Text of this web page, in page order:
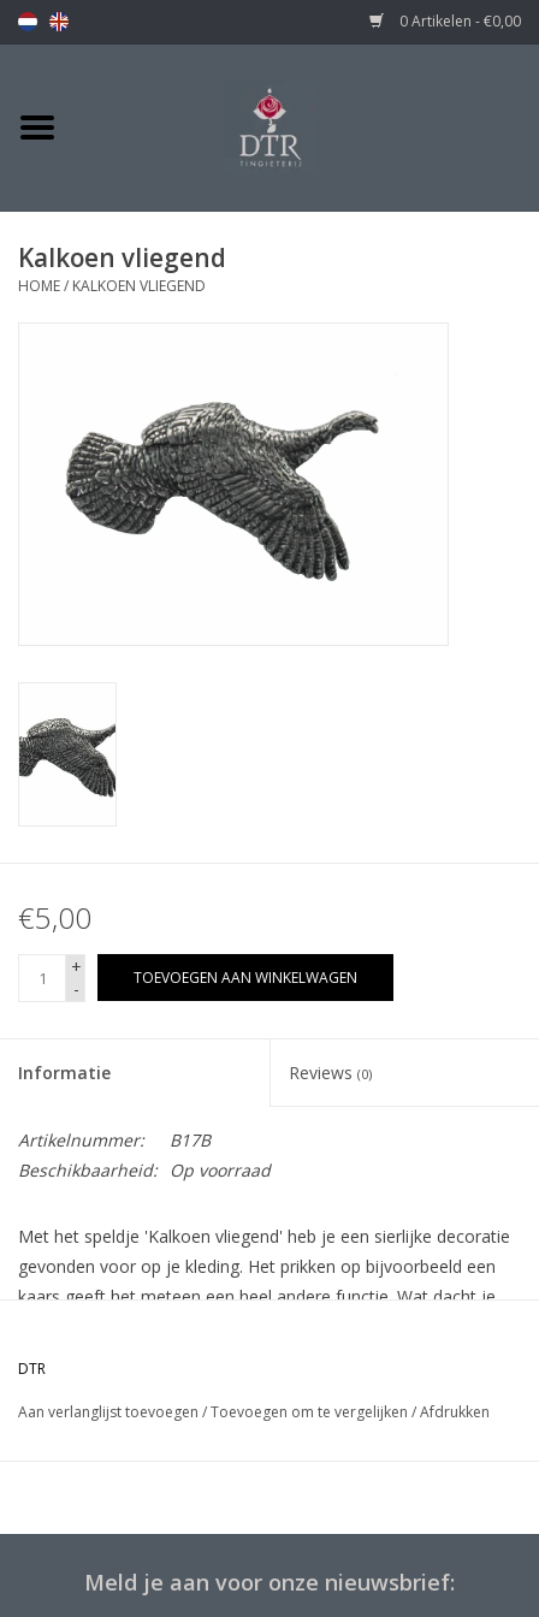
0 Artikelen - €0,00
Kalkoen vliegend
HOME/ KALKOEN VLIEGEND
€5,00
+
-
TOEVOEGEN AAN WINKELWAGEN
Informatie Reviews (0)
Artikelnummer:
B17B
Beschikbaarheid:
Op voorraad
Met het speldje 'Kalkoen vliegend' heb je een sierlijke decoratie
gevonden voor op je kleding. Het prikken op bijvoorbeeld een
kaars geeft het meteen een heel andere functie. Wat dacht je
DTR
Aan verlanglijst toevoegen /Toevoegen om te vergelijken /Afdrukken
Meld je aan voor onze nieuwsbrief: